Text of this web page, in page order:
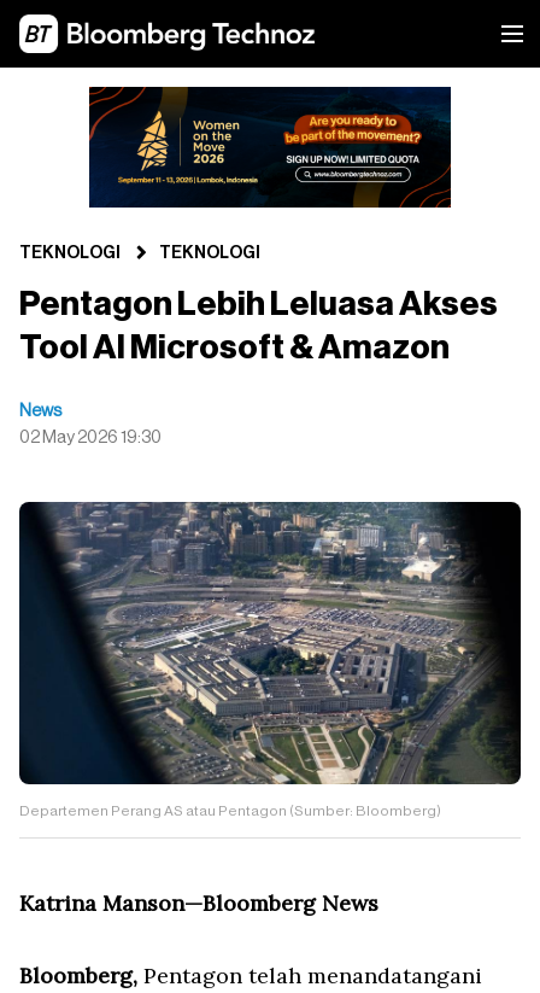
TEKNOLOGI TEKNOLOGI
Pentagon Lebih Leluasa Akses
Tool AI Microsoft & Amazon
News
02 May 2026 19:30
Departemen Perang AS atau Pentagon (Sumber: Bloomberg)
Katrina Manson—Bloomberg News
Bloomberg, Pentagon telah menandatangani